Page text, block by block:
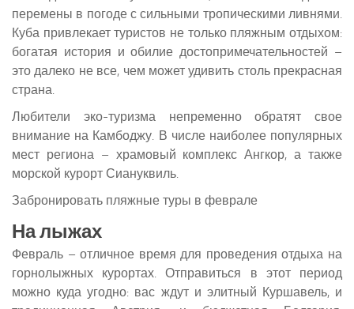
перемены в погоде с сильными тропическими ливнями.
Куба привлекает туристов не только пляжным отдыхом:
богатая история и обилие достопримечательностей –
это далеко не все, чем может удивить столь прекрасная
страна.
Любители эко-туризма непременно обратят свое
внимание на Камбоджу. В числе наиболее популярных
мест региона – храмовый комплекс Ангкор, а также
морской курорт Сиануквиль.
Забронировать пляжные туры в феврале
На лыжах
Февраль – отличное время для проведения отдыха на
горнолыжных курортах. Отправиться в этот период
можно куда угодно: вас ждут и элитный Куршавель, и